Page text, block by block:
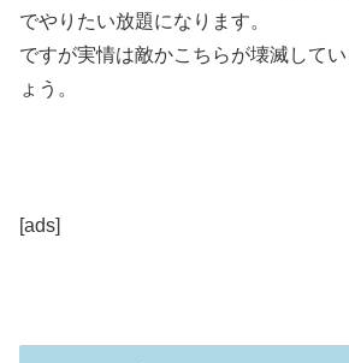
でやりたい放題になります。
ですが実情は敵かこちらが壊滅して
ょう。
[ads]